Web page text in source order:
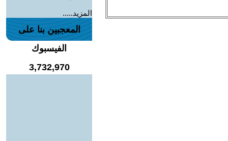
المزيد.....
المعجبين بنا على
الفيسبوك
3,732,970